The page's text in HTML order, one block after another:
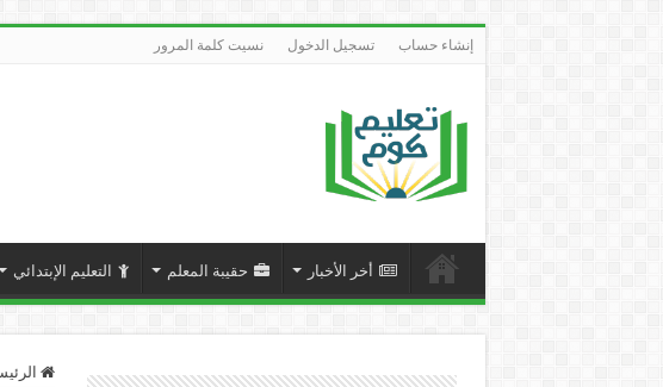
إنشاء حساب تسجيل الدخول نسيت كلمة المرور
أخر الأخبار حقيبة المعلم التعليم الإبتدائي